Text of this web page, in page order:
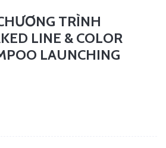
TRÌNH
LINE & COLOR
LAUNCHING